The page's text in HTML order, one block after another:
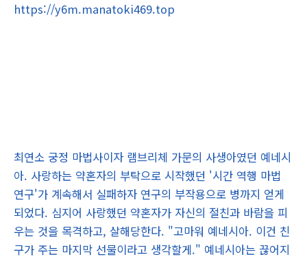
https://y6m.manatoki469.top
최연소 궁정 마법사이자 램브리체 가문의 사생아였던 예네시
아. 사랑하는 약혼자의 부탁으로 시작했던 '시간 역행 마법
연구'가 계속해서 실패하자 연구의 부작용으로 병까지 얻게
되었다. 심지어 사랑했던 약혼자가 자신의 절친과 바람을 피
우는 것을 목격하고, 살해당한다. "고마워 예네시아. 이건 친
구가 주는 마지막 선물이라고 생각할게." 예네시아는 끊어지